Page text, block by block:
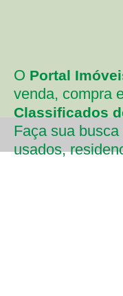
O Portal
venda, compra
Classificados
Faça sua
usados,